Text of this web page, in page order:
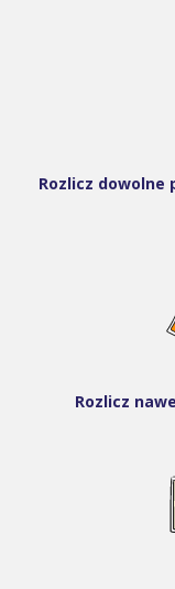
Rozlicz dowolne
Rozlicz